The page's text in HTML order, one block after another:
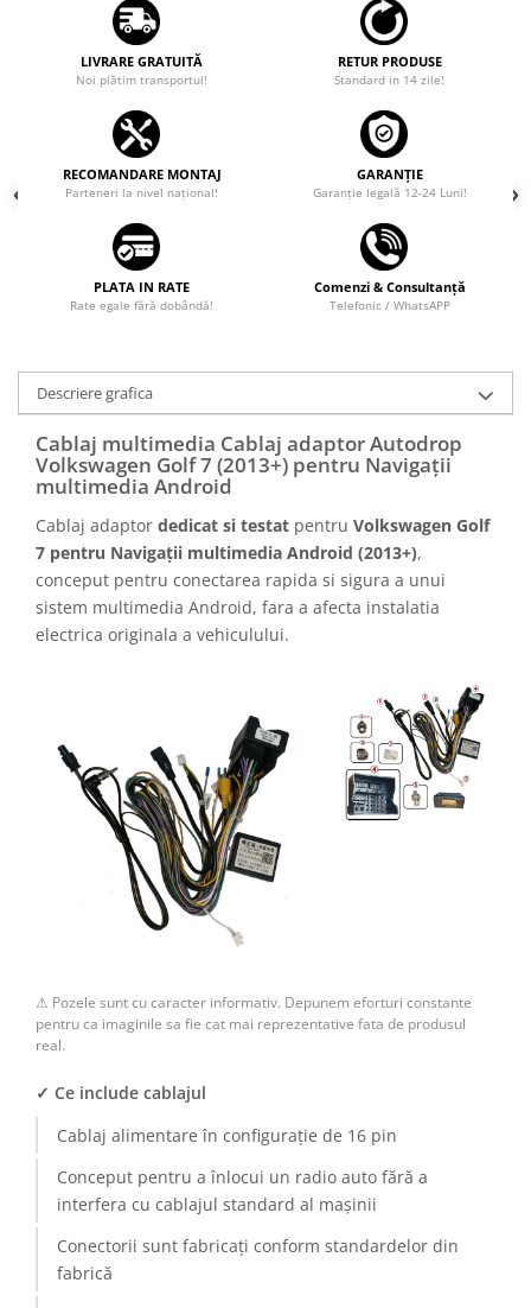
LIVRARE GRATUITĂ
Noi plătim transportul!
RETUR PRODUSE
Standard in 14 zile!
RECOMANDARE MONTAJ
Parteneri la nivel național!
GARANȚIE
Garanţie legală 12-24 Luni!
PLATA IN RATE
Rate egale fără dobândă!
Comenzi & Consultanță
Telefonic / WhatsAPP
Descriere grafica
Cablaj multimedia Cablaj adaptor Autodrop
Volkswagen Golf 7 (2013+) pentru Navigații
multimedia Android
Cablaj adaptor dedicat si testat pentru Volkswagen Golf
7 pentru Navigații multimedia Android (2013+),
conceput pentru conectarea rapida si sigura a unui
sistem multimedia Android, fara a afecta instalatia
electrica originala a vehiculului.
⚠ Pozele sunt cu caracter informativ. Depunem eforturi constante
pentru ca imaginile sa fie cat mai reprezentative fata de produsul
real.
✓ Ce include cablajul
Cablaj alimentare în configurație de 16 pin
Conceput pentru a înlocui un radio auto fără a
interfera cu cablajul standard al mașinii
Conectorii sunt fabricați conform standardelor din
fabrică